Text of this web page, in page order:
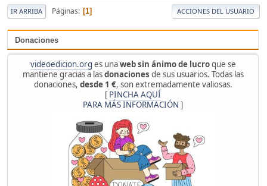
Donaciones
videoedicion.org es unaweb sin ánimo de lucroque se
mantiene gracias a lasdonaciones de sus usuarios. Todas las
donaciones, desde 1 €, son extremadamente valiosas.
[ PINCHA AQUÍ
PARA MÁS INFORMACIÓN ]
IR ARRIBA Páginas 1 ACCIONES DEL USUARIO